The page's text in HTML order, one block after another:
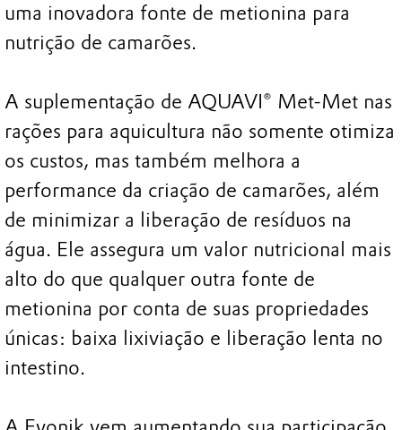
uma inovadora fonte de metionina para
nutrição de camarões.
A suplementação de AQUAVI® Met-Met nas
rações para aquicultura não somente otimiza
os custos, mas também melhora a
performance da criação de camarões, além
de minimizar a liberação de resíduos na
água. Ele assegura um valor nutricional mais
alto do que qualquer outra fonte de
metionina por conta de suas propriedades
únicas: baixa lixiviação e liberação lenta no
intestino.